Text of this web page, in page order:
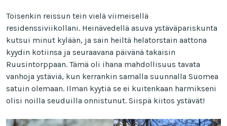
Toisenkin reissun tein vielä viimeisellä
residenssiviikollani. Heinävedellä asuva ystäväpariskunta
kutsui minut kylään, ja sain heiltä helatorstain aattona
kyydin kotiinsa ja seuraavana päivänä takaisin
Ruusintorppaan. Tämä oli ihana mahdollisuus tavata
vanhoja ystäviä, kun kerrankin samalla suunnalla Suomea
satuin olemaan. Ilman kyytiä se ei kuitenkaan harmikseni
olisi noilla seuduilla onnistunut. Siispä kiitos ystävät!